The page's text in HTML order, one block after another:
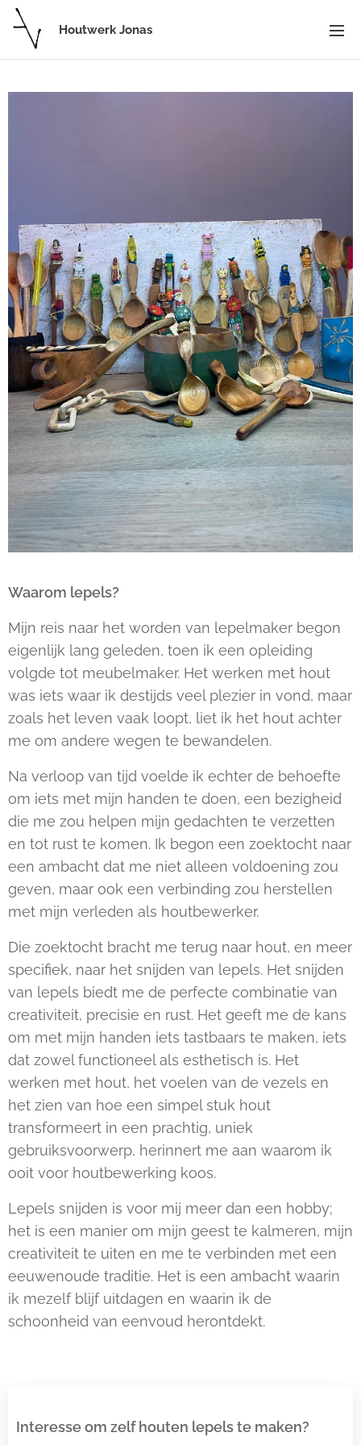
Houtwerk Jonas
Waarom lepels?
Mijn reis naar het worden van lepelmaker begon
eigenlijk lang geleden, toen ik een opleiding
volgde tot meubelmaker. Het werken met hout
was iets waar ik destijds veel plezier in vond, maar
zoals het leven vaak loopt, liet ik het hout achter
me om andere wegen te bewandelen.
Na verloop van tijd voelde ik echter de behoefte
om iets met mijn handen te doen, een bezigheid
die me zou helpen mijn gedachten te verzetten
en tot rust te komen. Ik begon een zoektocht naar
een ambacht dat me niet alleen voldoening zou
geven, maar ook een verbinding zou herstellen
met mijn verleden als houtbewerker.
Die zoektocht bracht me terug naar hout, en meer
specifiek, naar het snijden van lepels. Het snijden
van lepels biedt me de perfecte combinatie van
creativiteit, precisie en rust. Het geeft me de kans
om met mijn handen iets tastbaars te maken, iets
dat zowel functioneel als esthetisch is. Het
werken met hout, het voelen van de vezels en
het zien van hoe een simpel stuk hout
transformeert in een prachtig, uniek
gebruiksvoorwerp, herinnert me aan waarom ik
ooit voor houtbewerking koos.
Lepels snijden is voor mij meer dan een hobby;
het is een manier om mijn geest te kalmeren, mijn
creativiteit te uiten en me te verbinden met een
eeuwenoude traditie. Het is een ambacht waarin
ik mezelf blijf uitdagen en waarin ik de
schoonheid van eenvoud herontdekt.
Interesse om zelf houten lepels te maken?